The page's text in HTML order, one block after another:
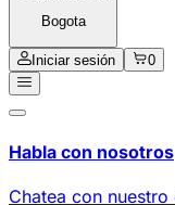
Bogota
Iniciar sesión 0
Habla con nosotros
Chatea con